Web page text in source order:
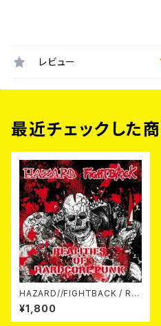
レビュー
最近チェックした
HAZARD//FIGHTBACK / RE
ALITIES OF HARDCORE PU
NK -SPLIT- CD
¥1,800